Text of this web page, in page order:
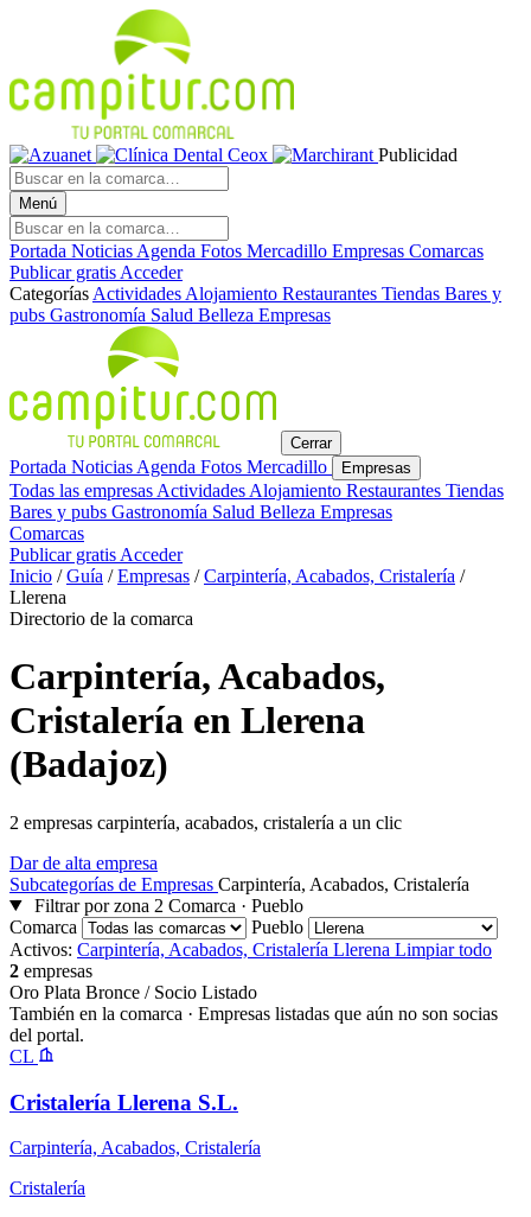
Publicidad
Menú
Portada Noticias Agenda Fotos Mercadillo Empresas Comarcas
Publicar gratis Acceder
Categorías Actividades Alojamiento Restaurantes Tiendas Bares y
pubs Gastronomía Salud Belleza Empresas
Cerrar
Portada Noticias Agenda Fotos Mercadillo Empresas
Todas las empresas Actividades Alojamiento Restaurantes Tiendas
Bares y pubs Gastronomía Salud Belleza Empresas
Comarcas
Publicar gratis Acceder
Inicio / Guía / Empresas / Carpintería, Acabados, Cristalería /
Llerena
Directorio de la comarca
Carpintería, Acabados,
Cristalería en Llerena
(Badajoz)
2 empresas carpintería, acabados, cristalería a un clic
Dar de alta empresa
Subcategorías de Empresas Carpintería, Acabados, Cristalería
Filtrar por zona 2 Comarca · Pueblo
Comarca
Pueblo
Activos: Carpintería, Acabados, Cristalería Llerena Limpiar todo
2 empresas
Oro Plata Bronce / Socio Listado
También en la comarca · Empresas listadas que aún no son socias
del portal.
CL
Cristalería Llerena S.L.
Carpintería, Acabados, Cristalería
Cristalería